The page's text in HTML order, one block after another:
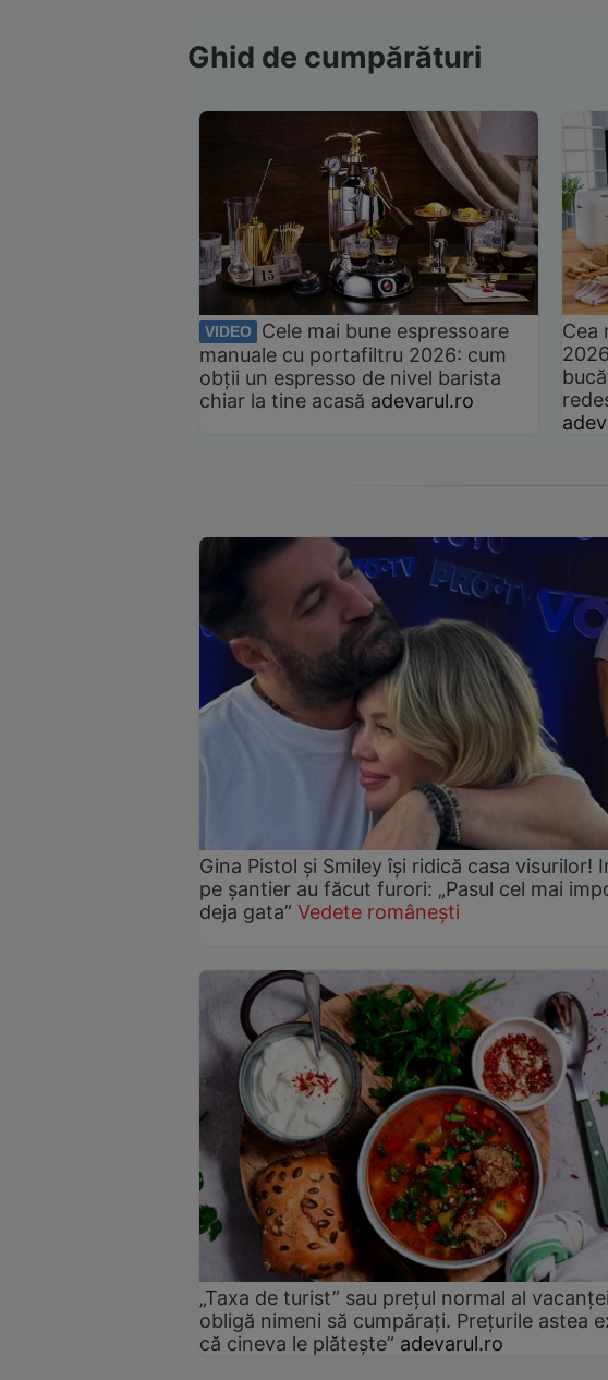
Ghid de cumpărături
VIDEO
Cele mai bune espressoare
manuale cu portafiltru 2026: cum
obții un espresso de nivel barista
chiar la tine acasă adevarul.ro
Cea
Gina Pistol și Smiley își ridică casa visurilor!
pe șantier au făcut furori: „Pasul cel mai
deja gata” Vedete românești
„Taxa de turist” sau prețul normal al
obligă nimeni să cumpărați. Prețurile astea
că cineva le plătește” adevarul.ro